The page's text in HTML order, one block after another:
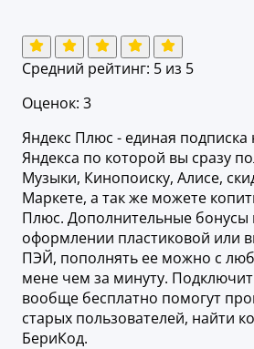
Средний рейтинг: 5 из 5
Оценок: 3
Яндекс Плюс - единая подписка
Яндекса по которой вы сразу
Музыки, Кинопоиску, Алисе,
Маркете, а так же можете
Плюс. Дополнительные
оформлении пластиковой или
ПЭЙ, пополнять ее можно с
мене чем за минуту.
вообще бесплатно помогут
старых пользователей, найти
БериКод.